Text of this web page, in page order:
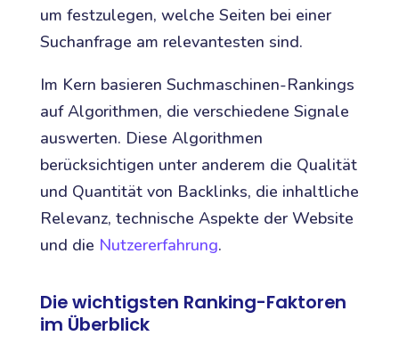
um festzulegen, welche Seiten bei einer
Suchanfrage am relevantesten sind.
Im Kern basieren Suchmaschinen-Rankings
auf Algorithmen, die verschiedene Signale
auswerten. Diese Algorithmen
berücksichtigen unter anderem die Qualität
und Quantität von Backlinks, die inhaltliche
Relevanz, technische Aspekte der Website
und die Nutzererfahrung.
Die wichtigsten Ranking-Faktoren
im Überblick